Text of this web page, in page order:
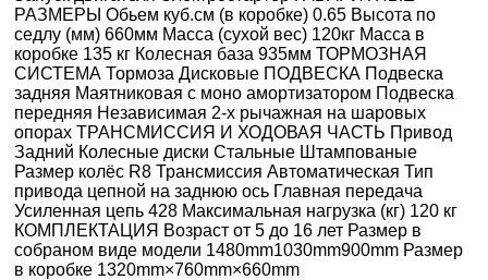
РАЗМЕРЫ Обьем куб.см (в коробке) 0.65 Высота по
седлу (мм) 660мм Масса (сухой вес) 120кг Масса в
коробке 135 кг Колесная база 935мм ТОРМОЗНАЯ
СИСТЕМА Тормоза Дисковые ПОДВЕСКА Подвеска
задняя Маятниковая с моно амортизатором Подвеска
передняя Независимая 2-х рычажная на шаровых
опорах ТРАНСМИССИЯ И ХОДОВАЯ ЧАСТЬ Привод
Задний Колесные диски Стальные Штампованые
Размер колёс R8 Трансмиссия Автоматическая Тип
привода цепной на заднюю ось Главная передача
Усиленная цепь 428 Максимальная нагрузка (кг) 120 кг
КОМПЛЕКТАЦИЯ Возраст от 5 до 16 лет Размер в
собраном виде модели 1480mm1030mm900mm Размер
в коробке 1320mm×760mm×660mm